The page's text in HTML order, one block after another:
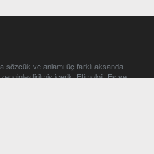
sözcük ve anlamı üç farklı aksanda
içerik. Etimoloji, Eş ve